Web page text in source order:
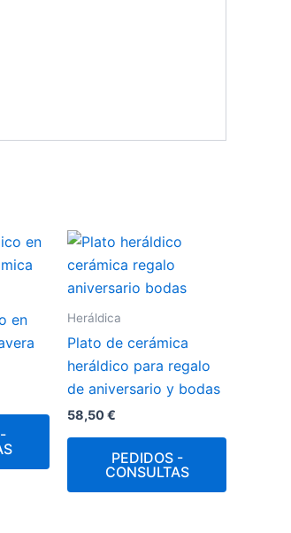
en
Heráldica
Plato de cerámica
heráldico para regalo
de aniversario y bodas
58,50€
PEDIDOS -
CONSULTAS